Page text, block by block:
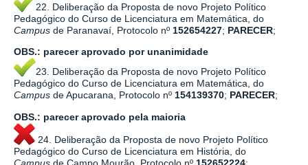
22. Deliberação da Proposta de novo Projeto Político
Pedagógico do Curso de Licenciatura em Matemática, do
Campus de Paranavaí, Protocolo nº 152654227; PARECER;
OBS.: parecer aprovado porunanimidade
23. Deliberação da Proposta de novo Projeto Político
Pedagógico do Curso de Licenciatura em Matemática, do
Campus de Apucarana, Protocolo nº 154139370; PARECER;
OBS.: parecer aprovado pela maioria
24. Deliberação da Proposta de novo Projeto Político
Pedagógico do Curso de Licenciatura em História, do
Campus de Campo Mourão, Protocolo nº 152652224;